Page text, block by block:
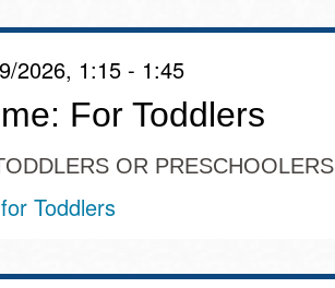
Richmond/參議
員 Milton Marks
列治文區圖書分
館
2026, 1:15 - 1:45
For Toddlers
OR PRESCHOOLERS
Toddlers